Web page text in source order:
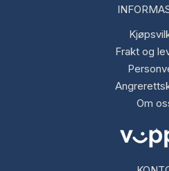
Frakt og
Om